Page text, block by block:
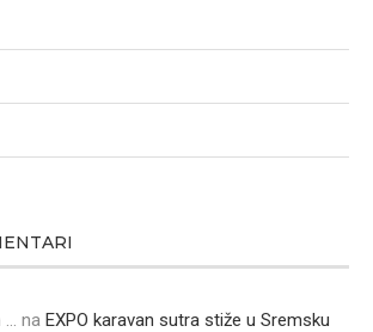
na EXPO karavan sutra stiže u Sremsku